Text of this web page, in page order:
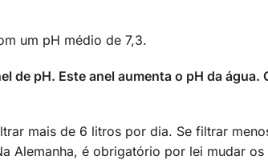
um pH médio de 7,3.
de pH. Este anel aumenta o pH da
mais de 6 litros por dia. Se filtrar
Alemanha, é obrigatório por lei mudar